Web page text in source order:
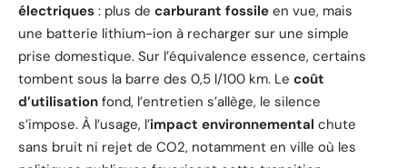
électriques : plus de carburant fossile en vue, mais
une batterie lithium-ion à recharger sur une simple
prise domestique. Sur l’équivalence essence, certains
tombent sous la barre des 0,5 l/100 km. Le coût
d’utilisation fond, l’entretien s’allège, le silence
s’impose. À l’usage, l’impact environnemental chute
sans bruit ni rejet de CO2, notamment en ville où les